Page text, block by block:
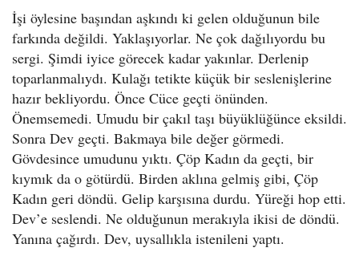
İşi öylesine başından aşkındı ki gelen olduğunun bile
farkında değildi. Yaklaşıyorlar. Ne çok dağılıyordu bu
sergi. Şimdi iyice görecek kadar yakınlar. Derlenip
toparlanmalıydı. Kulağı tetikte küçük bir seslenişlerine
hazır bekliyordu. Önce Cüce geçti önünden.
Önemsemedi. Umudu bir çakıl taşı büyüklüğünce eksildi.
Sonra Dev geçti. Bakmaya bile değer görmedi.
Gövdesince umudunu yıktı. Çöp Kadın da geçti, bir
kıymık da o götürdü. Birden aklına gelmiş gibi, Çöp
Kadın geri döndü. Gelip karşısına durdu. Yüreği hop etti.
Dev’e seslendi. Ne olduğunun merakıyla ikisi de döndü.
Yanına çağırdı. Dev, uysallıkla istenileni yaptı.